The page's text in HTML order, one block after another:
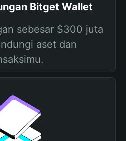
Bitget Wallet
sebesar $300 juta
aset dan